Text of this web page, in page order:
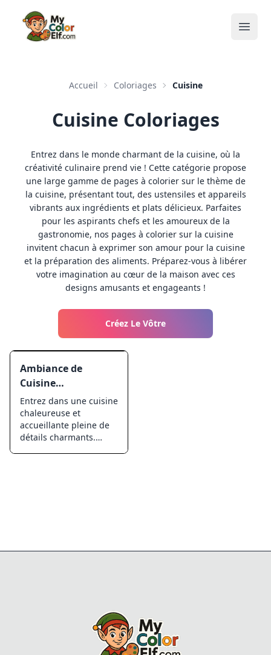
Accueil Coloriages Cuisine
Cuisine Coloriages
Entrez dans le monde charmant de la cuisine, où la
créativité culinaire prend vie ! Cette catégorie propose
une large gamme de pages à colorier sur le thème de
la cuisine, présentant tout, des ustensiles et appareils
vibrants aux ingrédients et plats délicieux. Parfaites
pour les aspirants chefs et les amoureux de la
gastronomie, nos pages à colorier sur la cuisine
invitent chacun à exprimer son amour pour la cuisine
et la préparation des aliments. Préparez-vous à libérer
votre imagination au cœur de la maison avec ces
designs amusants et engageants !
Créez Le Vôtre
Ambiance de
Cuisine
Chaleureuse
Entrez dans une cuisine
chaleureuse et
accueillante pleine de
détails charmants.